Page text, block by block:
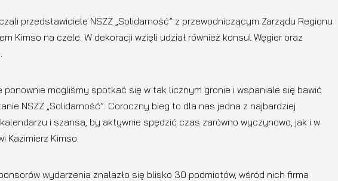
przedstawiciele NSZZ „Solidarność” z przewodniczącym Zarządu Regionu
Kimso na czele. W dekoracji wzięli udział również konsul Węgier oraz
ponownie mogliśmy spotkać się w tak licznym gronie i wspaniale się bawić
NSZZ „Solidarność”. Coroczny bieg to dla nas jedna z najbardziej
i szansa, by aktywnie spędzić czas zarówno wyczynowo, jak i w
Kazimierz Kimso.
wydarzenia znalazło się blisko 30 podmiotów, wśród nich firma